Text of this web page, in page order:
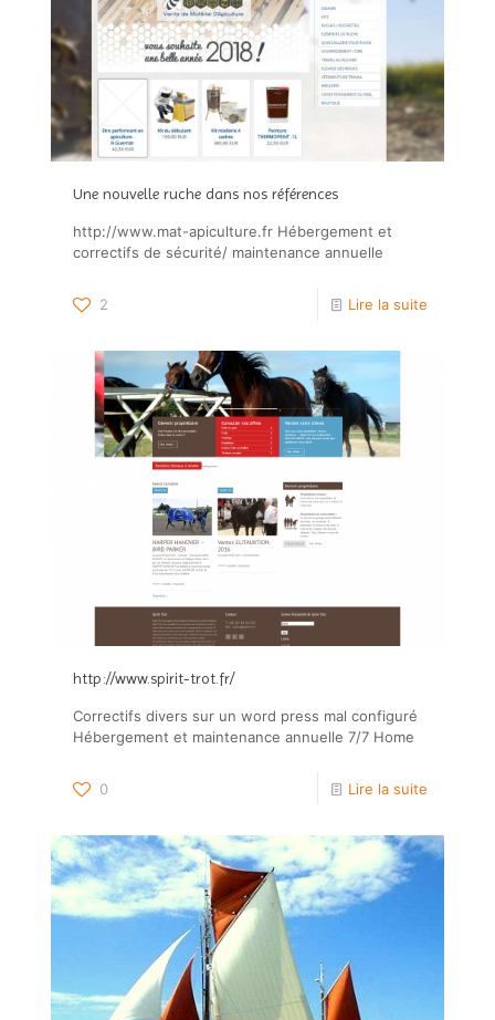
Une nouvelle ruche dans nos références
http://www.mat-apiculture.fr Hébergement et
correctifs de sécurité/ maintenance annuelle
2 Lire la suite
http://www.spirit-trot.fr/
Correctifs divers sur un word press mal configuré
Hébergement et maintenance annuelle 7/7 Home
0 Lire la suite